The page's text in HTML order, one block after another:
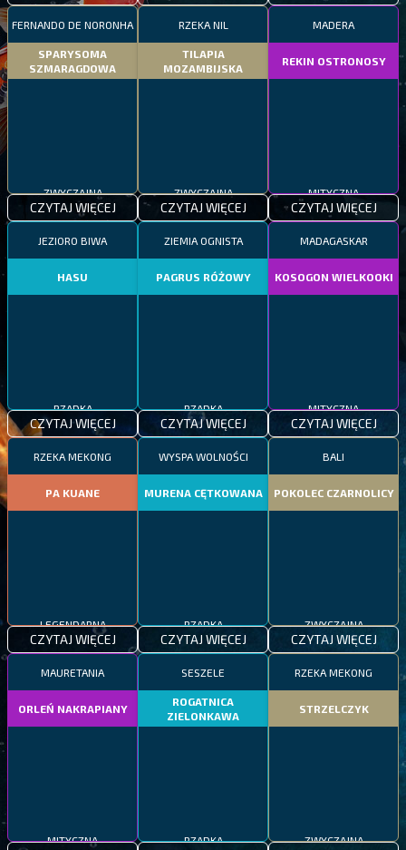
FERNANDO DE NORONHA
SPARYSOMA
SZMARAGDOWA
ZWYCZAJNA
CZYTAJ WIĘCEJ
RZEKA NIL
TILAPIA
MOZAMBIJSKA
ZWYCZAJNA
CZYTAJ WIĘCEJ
MADERA
REKIN OSTRONOSY
MITYCZNA
CZYTAJ WIĘCEJ
JEZIORO BIWA
HASU
RZADKA
CZYTAJ WIĘCEJ
ZIEMIA OGNISTA
PAGRUS RÓŻOWY
RZADKA
CZYTAJ WIĘCEJ
MADAGASKAR
KOSOGON WIELKOOKI
MITYCZNA
CZYTAJ WIĘCEJ
RZEKA MEKONG
PA KUANE
LEGENDARNA
CZYTAJ WIĘCEJ
WYSPA WOLNOŚCI
MURENA CĘTKOWANA
RZADKA
CZYTAJ WIĘCEJ
BALI
POKOLEC CZARNOLICY
ZWYCZAJNA
CZYTAJ WIĘCEJ
MAURETANIA
ORLEŃ NAKRAPIANY
MITYCZNA
SESZELE
ROGATNICA
ZIELONKAWA
RZADKA
RZEKA MEKONG
STRZELCZYK
ZWYCZAJNA